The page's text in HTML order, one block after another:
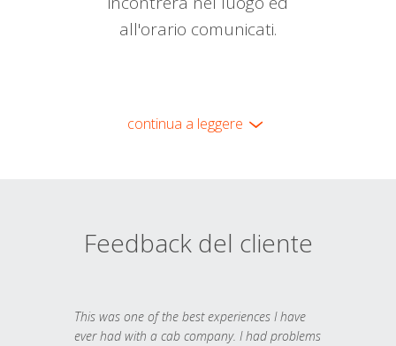
all'orario comunicati.
continua a leggere
Feedback del cliente
This was one of the best experiences I have
ever had with a cab company. I had problems